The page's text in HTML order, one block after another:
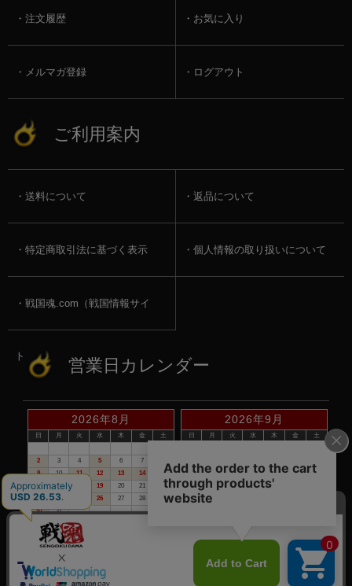
注文履歴 お気に入り
メルマガ登録 ログアウト
ご利用案内
送料について 返品について
特定商取引法に基づく表示 個人情報の取り扱いについて
戦国魂.com（戦国情報サイ
ト） 営業日カレンダー
2026年8月
日 月 火 水 木 金
土
2
3 4 5 6 7
9
10 11 12 13 14
15
16
17 19 20 21
22
23
24 26 27 28
29
30
31
2026年9月
日 月 火 水 木 金
土
13
14 15 16 17 18
19
20
22 23 24
27
28
赤い日付が定休日です。
※定休日は、商品の発送・電話でのお問合せは、お休みさせて頂いて
おりますので予めご了承下さい。